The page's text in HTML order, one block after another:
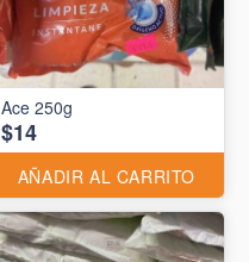
Ace 250g
$14
AÑADIR AL CARRITO